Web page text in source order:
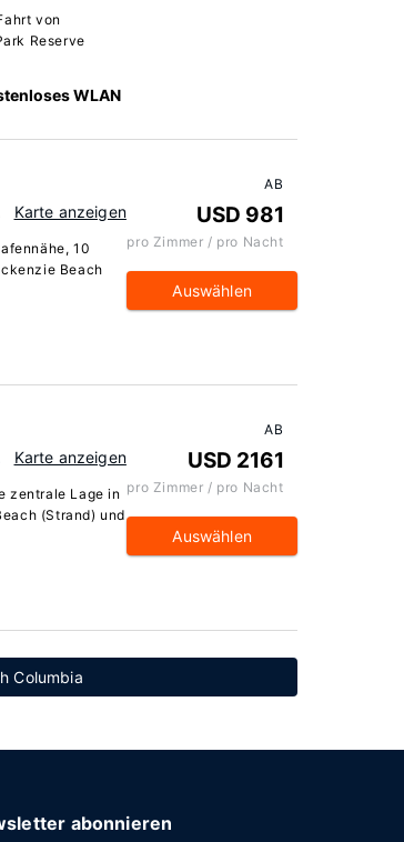
von
Reserve
WLAN
Karte anzeigen
10
Beach
AB
USD 981
pro Zimmer / pro Nacht
Auswählen
Karte anzeigen
zentrale Lage in
(Strand) und
AB
USD 2161
pro Zimmer / pro Nacht
Auswählen
Columbia
abonnieren